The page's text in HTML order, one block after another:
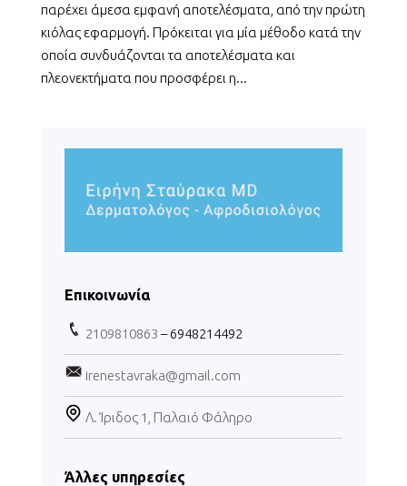
παρέχει άμεσα εμφανή αποτελέσματα, από την πρώτη
κιόλας εφαρμογή. Πρόκειται για μία μέθοδο κατά την
οποία συνδυάζονται τα αποτελέσματα και
πλεονεκτήματα που προσφέρει η...
Επικοινωνία
2109810863 – 6948214492
irenestavraka@gmail.com
Λ. Ίριδος 1, Παλαιό Φάληρο
Άλλες υπηρεσίες